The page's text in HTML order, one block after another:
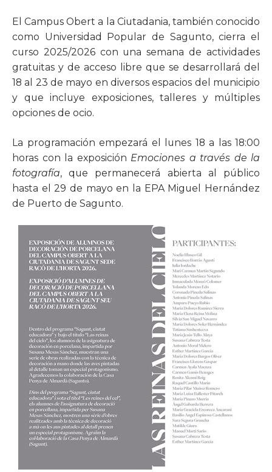
El Campus Obert a la Ciutadania, también conocido
como Universidad Popular de Sagunto, cierra el
curso 2025/2026 con una semana de actividades
gratuitas y de acceso libre que se desarrollará del
18 al 23 de mayo en diversos espacios del municipio
y que incluye exposiciones, talleres y múltiples
opciones de ocio.
La programación empezará el lunes 18 a las 18:00
horas con la exposición Emociones a través de la
fotografía, que permanecerá abierta al público
hasta el 29 de mayo en la EPA Miguel Hernández
de Puerto de Sagunto.